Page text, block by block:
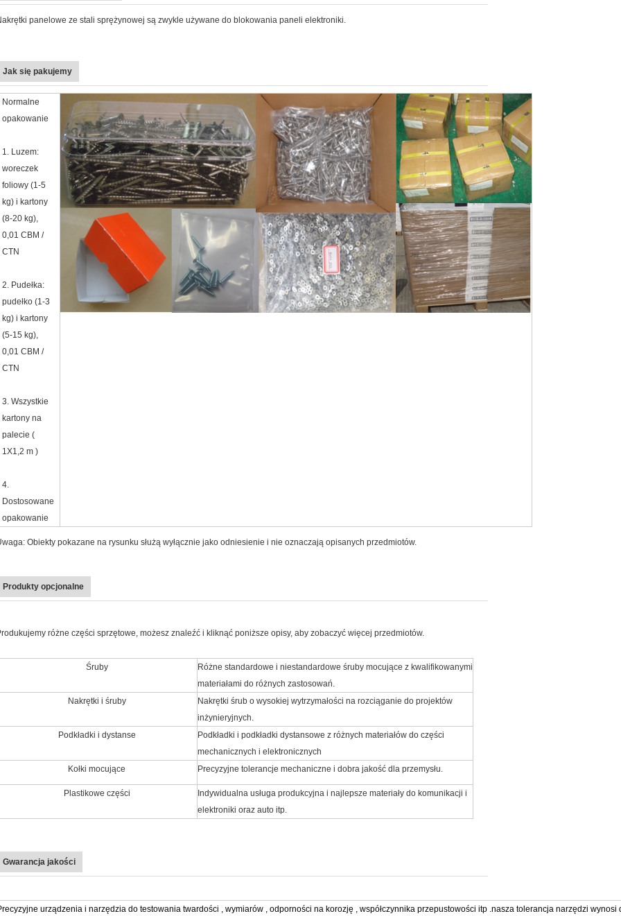
panelowe ze stali sprężynowej są zwykle używane do blokowania paneli elektroniki.
Jak się pakujemy
Normalne
opakowanie
1. Luzem:
woreczek
foliowy (1-5
kg) i kartony
(8-20 kg),
0,01 CBM /
CTN
2. Pudełka:
pudełko (1-3
kg) i kartony
(5-15 kg),
0,01 CBM /
CTN
3. Wszystkie
kartony na
palecie (
1X1,2 m )
4.
Dostosowane
opakowanie
Obiekty pokazane na rysunku służą wyłącznie jako odniesienie i nie oznaczają opisanych przedmiotów.
Produkty opcjonalne
różne części sprzętowe, możesz znaleźć i kliknąć poniższe opisy, aby zobaczyć więcej przedmiotów.
Śruby
Różne standardowe i niestandardowe śruby mocujące z kwalifikowanymi
materiałami do różnych zastosowań.
Nakrętki i śruby
Nakrętki śrub o wysokiej wytrzymałości na rozciąganie do projektów
inżynieryjnych.
Podkładki i dystanse
Podkładki i podkładki dystansowe z różnych materiałów do części
mechanicznych i elektronicznych
Kołki mocujące
Precyzyjne tolerancje mechaniczne i dobra jakość dla przemysłu.
Plastikowe części
Indywidualna usługa produkcyjna i najlepsze materiały do ​​​​komunikacji i
elektroniki oraz auto itp.
Gwarancja jakości
urządzenia i narzędzia do testowania twardości , wymiarów , odporności na korozję , współczynnika przepustowości itp .nasza tolerancja narzędzi wynosi